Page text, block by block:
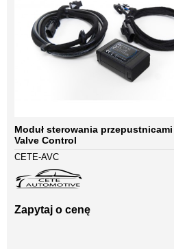
Moduł sterowania
Valve Control
CETE-AVC
Zapytaj o cenę